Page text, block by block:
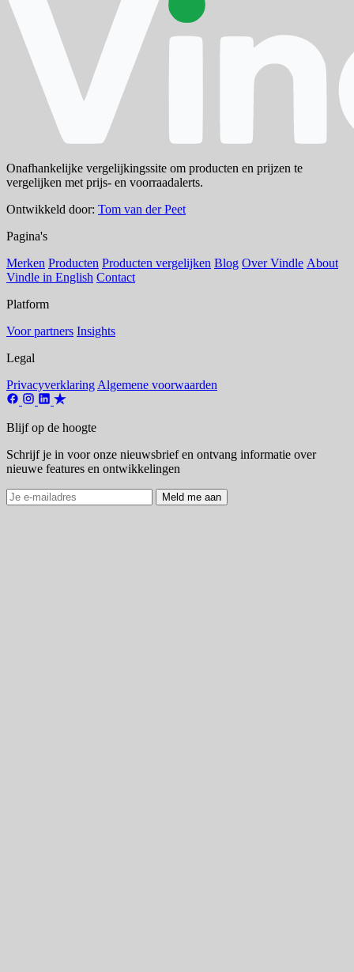
Onafhankelijke vergelijkingssite om producten en prijzen te
vergelijken met prijs- en voorraadalerts.
Ontwikkeld door: Tom van der Peet
Pagina's
Merken Producten Producten vergelijken Blog Over Vindle About
Vindle in English Contact
Platform
Voor partners Insights
Legal
Privacyverklaring Algemene voorwaarden
Blijf op de hoogte
Schrijf je in voor onze nieuwsbrief en ontvang informatie over
nieuwe features en ontwikkelingen
Meld me aan